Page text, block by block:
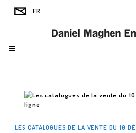
LES CATALOGUES DE LA VENTE DU 10